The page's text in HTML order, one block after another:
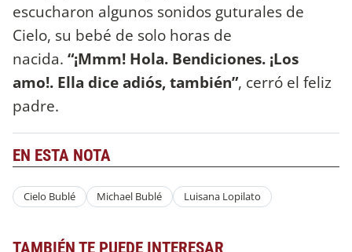
escucharon algunos sonidos guturales de
Cielo, su bebé de solo horas de
nacida. “¡Mmm! Hola. Bendiciones. ¡Los
amo!. Ella dice adiós, también”, cerró el feliz
padre.
EN ESTA NOTA
Cielo Bublé Michael Bublé Luisana Lopilato
TAMBIÉN TE PUEDE INTERESAR